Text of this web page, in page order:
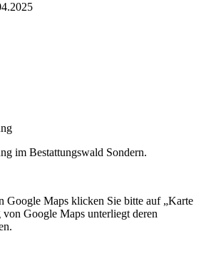
im Bestattungswald Sondern.
Google Maps klicken Sie bitte auf „Karte
Google Maps unterliegt deren